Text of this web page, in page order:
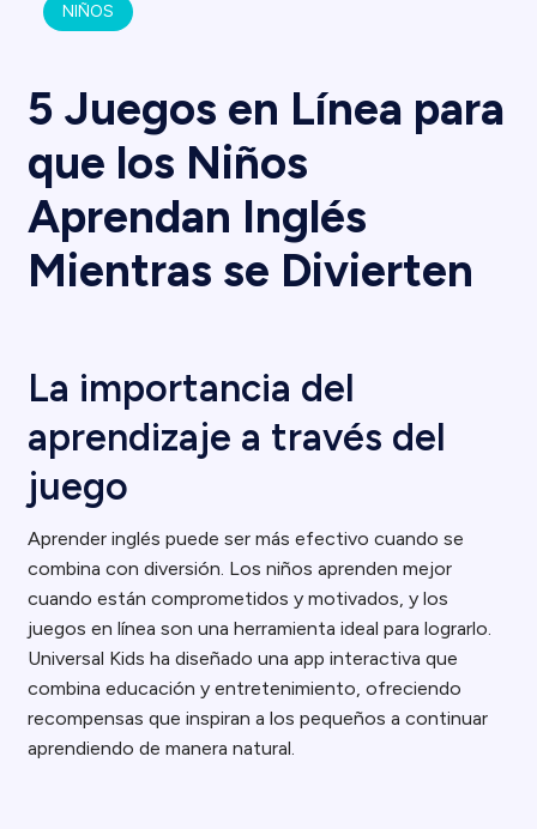
NIÑOS
5 Juegos en Línea para
que los Niños
Aprendan Inglés
Mientras se Divierten
La importancia del
aprendizaje a través del
juego
Aprender inglés puede ser más efectivo cuando se
combina con diversión. Los niños aprenden mejor
cuando están comprometidos y motivados, y los
juegos en línea son una herramienta ideal para lograrlo.
Universal Kids ha diseñado una app interactiva que
combina educación y entretenimiento, ofreciendo
recompensas que inspiran a los pequeños a continuar
aprendiendo de manera natural.